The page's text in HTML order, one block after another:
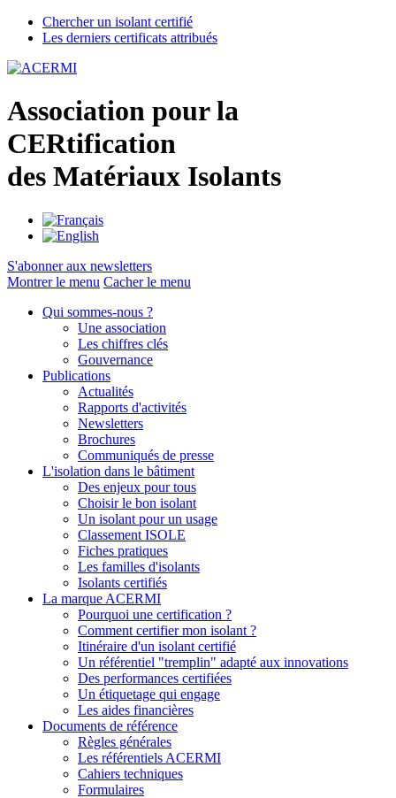
Chercher un isolant certifié
Les derniers certificats attribués
Association pour la
CERtification
des Matériaux Isolants
S'abonner aux newsletters
Montrer le menu Cacher le menu
Qui sommes-nous ?
Une association
Les chiffres clés
Gouvernance
Publications
Actualités
Rapports d'activités
Newsletters
Brochures
Communiqués de presse
L'isolation dans le bâtiment
Des enjeux pour tous
Choisir le bon isolant
Un isolant pour un usage
Classement ISOLE
Fiches pratiques
Les familles d'isolants
Isolants certifiés
La marque ACERMI
Pourquoi une certification ?
Comment certifier mon isolant ?
Itinéraire d'un isolant certifié
Un référentiel "tremplin" adapté aux innovations
Des performances certifiées
Un étiquetage qui engage
Les aides financières
Documents de référence
Règles générales
Les référentiels ACERMI
Cahiers techniques
Formulaires